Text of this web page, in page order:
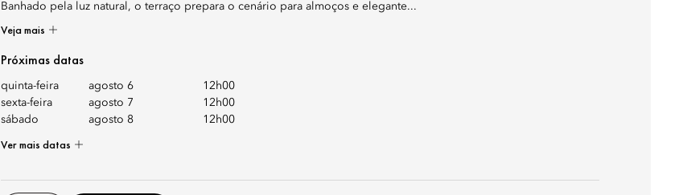
Banhado pela luz natural, o terraço prepara o cenário para almoços e elegante...
Veja mais
Próximas datas
quinta-feira agosto 6
12h00
sexta-feira
agosto 7
12h00
sábado
agosto 8 12h00
Ver mais datas